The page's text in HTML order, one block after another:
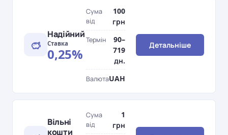
Надійний
Ставка
0,25%
Сума
від
100
грн
Термін
90–
719
дн.
ВалютаUAH
Детальніше
Вільні
кошти
Сума
від
1
грн